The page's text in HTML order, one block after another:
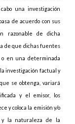
una investigación
de acuerdo con sus
razonable de dicha
de que dichas fuentes
en una determinada
la investigación factual y
se obtenga, variará
y el emisor, los
y coloca la emisión y/o
y la naturaleza de la